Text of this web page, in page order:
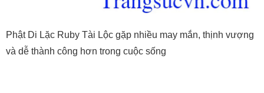
Phật Di Lặc Ruby Tài Lộc gặp nhiều may mắn, thịnh vượng
và dễ thành công hơn trong cuộc sống